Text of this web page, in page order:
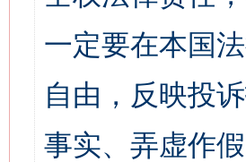
一定要在本国
自由，反映投
事实、弄虚作